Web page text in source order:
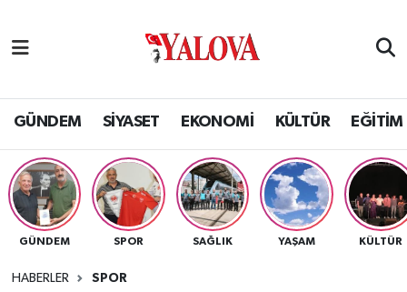
GÜNDEM SİYASET EKONOMİ KÜLTÜR EĞİTİM
GÜNDEM SPOR SAĞLIK YAŞAM KÜLTÜR
HABERLER SPOR
SİYASET
EKONOMİ
KÜLTÜR
Yalova Nöbetçi Eczaneler
Yalova Hava Durumu
Yalova Namaz Vakitleri
Yalova Trafik Yoğunluk Haritası